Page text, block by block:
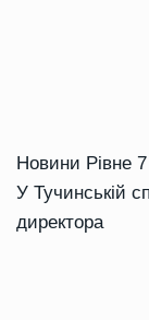
Новини Рівне
У Тучинській
директора